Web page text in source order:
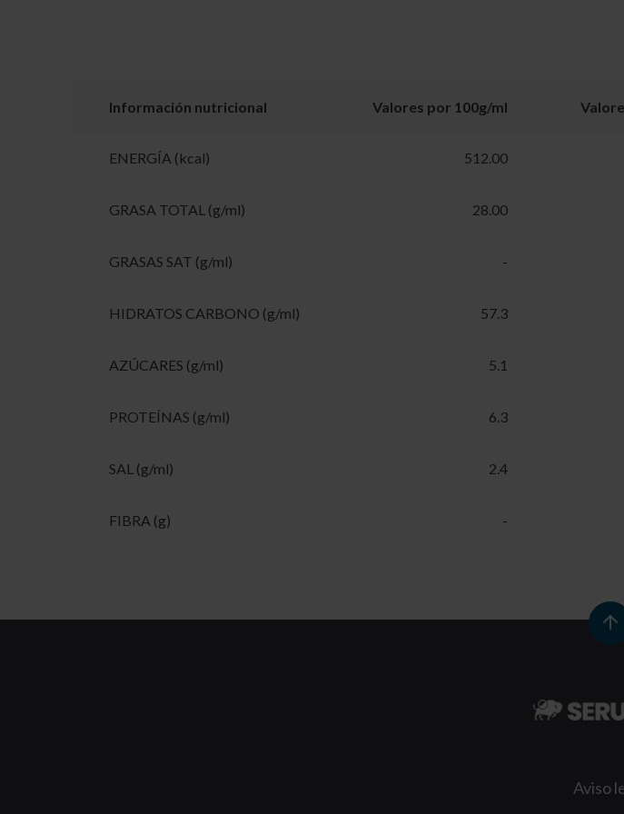
Información nutricional Valores por 100g/ml
ENERGÍA (kcal) 512.00
GRASA TOTAL (g/ml) 28.00
GRASAS SAT (g/ml) -
HIDRATOS CARBONO (g/ml) 57.3
AZÚCARES (g/ml) 5.1
PROTEÍNAS (g/ml) 6.3
SAL (g/ml) 2.4
FIBRA (g) -
Aviso